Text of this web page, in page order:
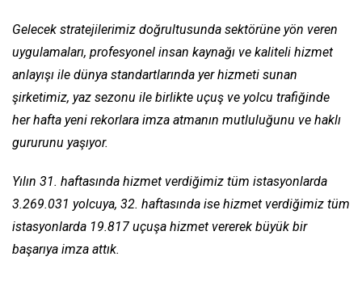
Gelecek stratejilerimiz doğrultusunda sektörüne yön veren
uygulamaları, profesyonel insan kaynağı ve kaliteli hizmet
anlayışı ile dünya standartlarında yer hizmeti sunan
şirketimiz, yaz sezonu ile birlikte uçuş ve yolcu trafiğinde
her hafta yeni rekorlara imza atmanın mutluluğunu ve haklı
gururunu yaşıyor.
Yılın 31. haftasında hizmet verdiğimiz tüm istasyonlarda
3.269.031 yolcuya, 32. haftasında ise hizmet verdiğimiz tüm
istasyonlarda 19.817 uçuşa hizmet vererek büyük bir
başarıya imza attık.